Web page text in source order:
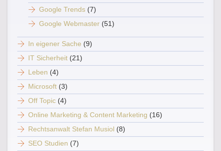
Google Trends (7)
Google Webmaster (51)
In eigener Sache (9)
IT Sicherheit (21)
Leben (4)
Microsoft (3)
Off Topic (4)
Online Marketing & Content Marketing (16)
Rechtsanwalt Stefan Musiol (8)
SEO Studien (7)